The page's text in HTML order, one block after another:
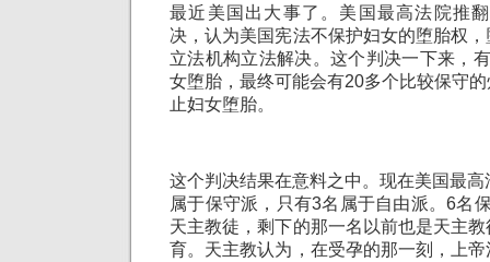
最近美国出大事了。美国最高法院推
决，认为美国宪法不保护妇女的堕胎权
立法机构立法解决。这个判决一下来，
女堕胎，最终可能会有20多个比较保守
止妇女堕胎。
这个判决结果在意料之中。现在美国最
属于保守派，只有3名属于自由派。6名
天主教徒，剩下的那一名以前也是天主
育。天主教认为，在受孕的那一刻，上